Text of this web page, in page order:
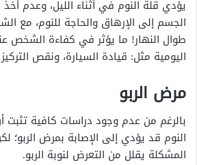
يؤدي قلة النوم في أثناء الليل، وعدم
الجسم إلى الإرهاق والحاجة للنوم، مع
طوال النهار! ما يؤثر في كفاءة الشخص
اليومية مثل: قيادة السيارة، ونقص
مرض الربو
بالرغم من عدم وجود دراسات كافية تثبت
النوم قد يؤدي إلى الإصابة بمرض الربو؛
المشكلة يقلل من التعرض لنوبة الربو.